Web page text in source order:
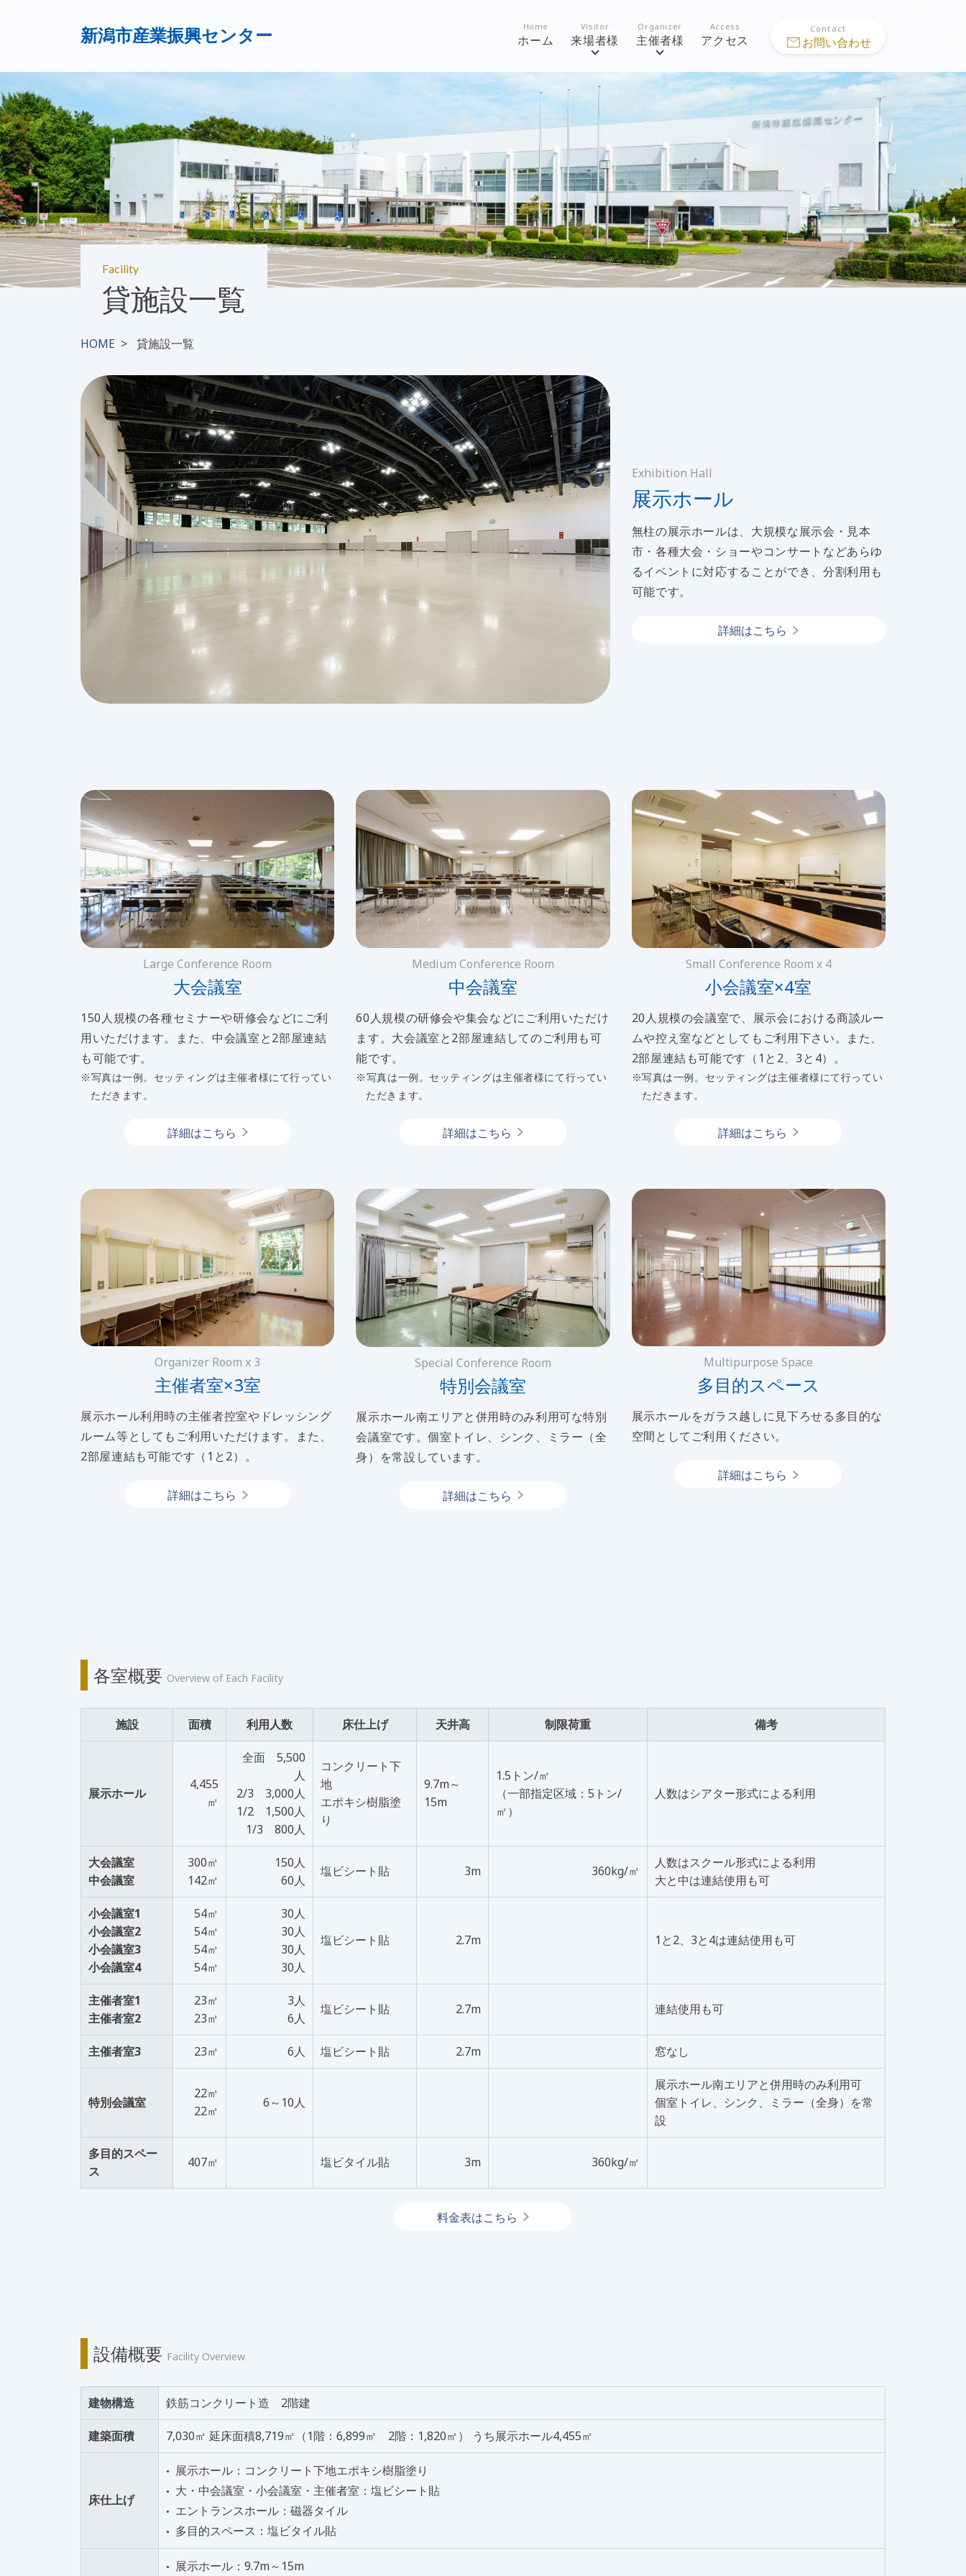
新潟市産業振興センター Home
ホーム
Visitor
来場者様
Organizer
主催者様
Access
アクセス
Contact
mailお問い合わせ
Facility
貸施設一覧
HOME 貸施設一覧
Exhibition Hall
展示ホール
無柱の展示ホールは、大規模な展示会・見本
市・各種大会・ショーやコンサートなどあらゆ
るイベントに対応することができ、分割利用も
可能です。
詳細はこちら
Large Conference Room
大会議室
150人規模の各種セミナーや研修会などにご利
用いただけます。また、中会議室と2部屋連結
も可能です。
※写真は一例。セッティングは主催者様にて行ってい
ただきます。
詳細はこちら
Medium Conference Room
中会議室
60人規模の研修会や集会などにご利用いただけ
ます。大会議室と2部屋連結してのご利用も可
能です。
※写真は一例。セッティングは主催者様にて行ってい
ただきます。
詳細はこちら
Small Conference Room x 4
小会議室×4室
20人規模の会議室で、展示会における商談ルー
ムや控え室などとしてもご利用下さい。また、
2部屋連結も可能です（1と2、3と4）。
※写真は一例。セッティングは主催者様にて行ってい
ただきます。
詳細はこちら
Organizer Room x 3
主催者室×3室
展示ホール利用時の主催者控室やドレッシング
ルーム等としてもご利用いただけます。また、
2部屋連結も可能です（1と2）。
詳細はこちら
Special Conference Room
特別会議室
展示ホール南エリアと併用時のみ利用可な特別
会議室です。個室トイレ、シンク、ミラー（全
身）を常設しています。
詳細はこちら
Multipurpose Space
多目的スペース
展示ホールをガラス越しに見下ろせる多目的な
空間としてご利用ください。
詳細はこちら
各室概要 Overview of Each Facility
施設 面積 利用人数 床仕上げ 天井高 制限荷重 備考
展示ホール
4,455
㎡
全面 5,500
人
2/3 3,000人
1/2 1,500人
1/3 800人
コンクリート下
地
エポキシ樹脂塗
り
9.7m～
15m
1.5トン/㎡
（一部指定区域：5トン/
㎡）
人数はシアター形式による利用
大会議室
中会議室
300㎡
142㎡
150人
60人
塩ビシート貼 3m 360kg/㎡
人数はスクール形式による利用
大と中は連結使用も可
小会議室1
小会議室2
小会議室3
小会議室4
54㎡
54㎡
54㎡
54㎡
30人
30人
30人
30人
塩ビシート貼 2.7m 1と2、3と4は連結使用も可
主催者室1
主催者室2
23㎡
23㎡
3人
6人
塩ビシート貼 2.7m 連結使用も可
主催者室3 23㎡ 6人 塩ビシート貼 2.7m 窓なし
特別会議室
22㎡
22㎡
6～10人
展示ホール南エリアと併用時のみ利用可
個室トイレ、シンク、ミラー（全身）を常
設
多目的スペー
ス
407㎡ 塩ビタイル貼 3m 360kg/㎡
料金表はこちら
設備概要 Facility Overview
建物構造 鉄筋コンクリート造 2階建
建築面積 7,030㎡ 延床面積8,719㎡（1階：6,899㎡ 2階：1,820㎡） うち展示ホール4,455㎡
床仕上げ
展示ホール：コンクリート下地エポキシ樹脂塗り
大・中会議室・小会議室・主催者室：塩ビシート貼
エントランスホール：磁器タイル
多目的スペース：塩ビタイル貼
展示ホール：9.7m～15m